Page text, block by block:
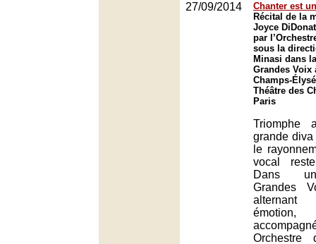
27/09/2014
Chanter est
Récital de la
Joyce
par
sous la
Minasi dans
Grandes Voix
Champs-
Théâtre des
Paris
Triomphe
grande diva
le
vocal
Dans
Grandes
Orchestre